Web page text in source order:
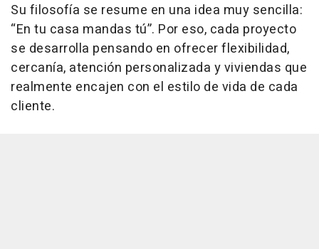
Su filosofía se resume en una idea muy sencilla:
“En tu casa mandas tú”. Por eso, cada proyecto
se desarrolla pensando en ofrecer flexibilidad,
cercanía, atención personalizada y viviendas que
realmente encajen con el estilo de vida de cada
cliente.